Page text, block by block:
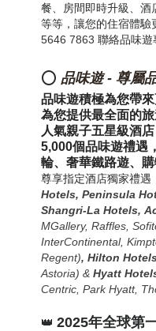
餐、房間即時升級、酒
等等，讓您的住宿體驗
5646 7863 聯絡品味遊
⭕ 品味遊-尊屬
品味遊積極為您帶
為您提供最全面的
人氣親子五星級酒店
5,000個品味遊禮遇
輪、奢華鐵路遊、
尊享指定酒店獨家禮遇
Hotels,Peninsula
Shangri-La Hotels,
MGallery, Raffles,
InterContinental,
Regent),Hilton
Astoria) & Hyatt
Centric, Park Hyatt,
👑2025年全球第